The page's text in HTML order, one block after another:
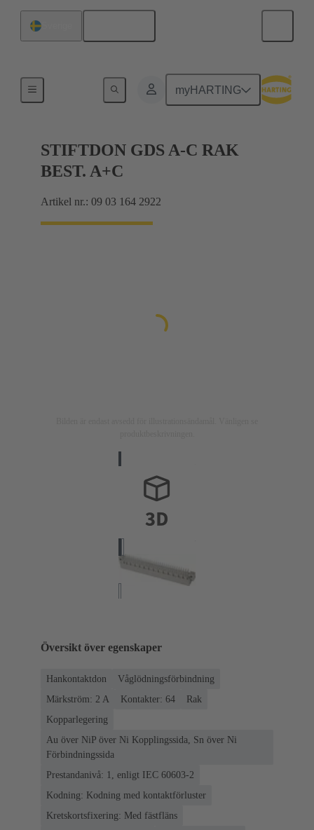
myHARTING
Förbindning moderkort till dotterkort
STIFTDON GDS A-C RAK
BEST. A+C
Artikel nr.: 09 03 164 2922
Översikt över egenskaper
Hankontaktdon
Våglödningsförbindning
Märkström: ‌2 A
Kontakter: 64
Rak
Kopparlegering
Au över NiP över Ni Kopplingssida, Sn över Ni
Förbindningssida
Prestandanivå: 1, enligt IEC 60603-2
Kodning: Kodning med kontaktförluster
Kretskortsfixering: Med fästfläns